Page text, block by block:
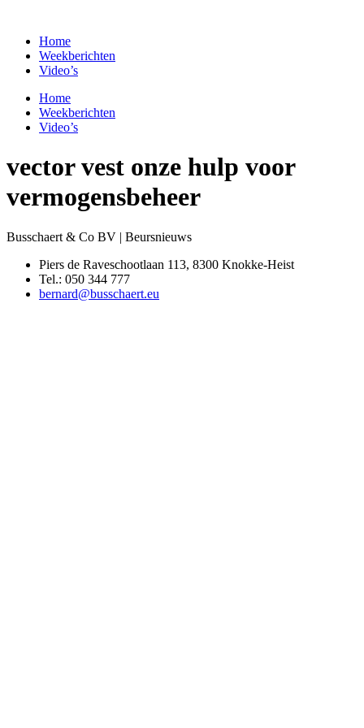
inhoud
Home
Weekberichten
Video’s
Home
Weekberichten
Video’s
vector vest onze hulp voor
vermogensbeheer
Busschaert & Co BV | Beursnieuws
Piers de Raveschootlaan 113, 8300 Knokke-Heist
Tel.: 050 344 777
bernard@busschaert.eu